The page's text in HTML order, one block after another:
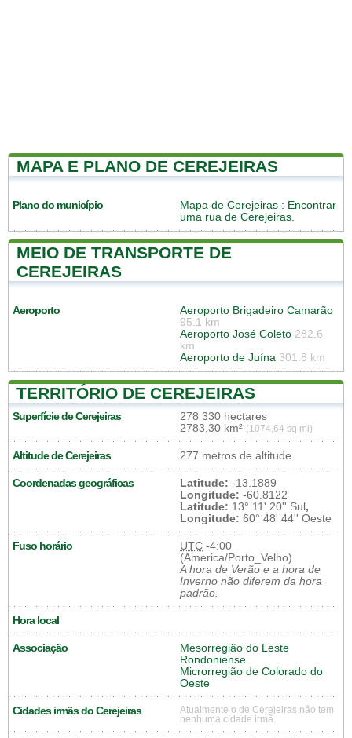
MAPA E PLANO DE CEREJEIRAS
Plano do município Mapa de Cerejeiras : Encontrar
uma rua de Cerejeiras.
MEIO DE TRANSPORTE DE
CEREJEIRAS
Aeroporto
Aeroporto Brigadeiro Camarão
95.1 km
Aeroporto José Coleto 282.6
km
Aeroporto de Juína 301.8 km
TERRITÓRIO DE CEREJEIRAS
Superfície de Cerejeiras
278 330 hectares
2783,30 km² (1074,64 sq mi)
Altitude de Cerejeiras 277 metros de altitude
Coordenadas geográficas Latitude: -13.1889
Longitude: -60.8122
Latitude: 13° 11' 20'' Sul,
Longitude: 60° 48' 44'' Oeste
Fuso horário UTC -4:00
(America/Porto_Velho)
A hora de Verão e a hora de
Inverno não diferem da hora
padrão.
Hora local
Associação
Mesorregião do Leste
Rondoniense
Microrregião de Colorado do
Oeste
Cidades irmãs do Cerejeiras
Atualmente o de Cerejeiras não tem
nenhuma cidade irmã.